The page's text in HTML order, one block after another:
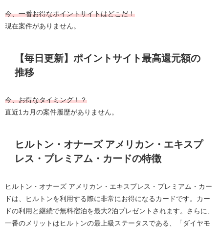
今、一番お得なポイントサイトはどこだ！
現在案件がありません。
【毎日更新】ポイントサイト最高還元額の
推移
今、お得なタイミング！？
直近1カ月の案件履歴がありません。
ヒルトン・オナーズ アメリカン・エキスプ
レス・プレミアム・カードの特徴
ヒルトン・オナーズ アメリカン・エキスプレス・プレミアム・カー
ドは、ヒルトンを利用する際に非常にお得になるカードです。カー
ドの利用と継続で無料宿泊を最大2泊プレゼントされます。さらに、
一番のメリットはヒルトンの最上級ステータスである、「ダイヤモ